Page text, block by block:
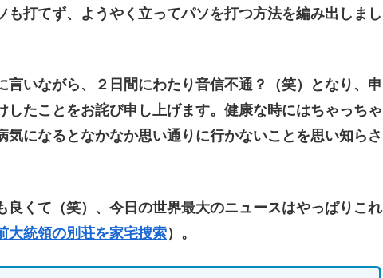
打てず、ようやく立ってパソを打つ方法を編み出しまし
いながら、２日間にわたり音信不通？（笑）となり、申
したことをお詫び申し上げます。健康な時にはちゃっちゃ
気になるとなかなか思い通りに行かないことを思い知らさ
くて（笑）、今日の世界最大のニュースはやっぱりこれ
大統領の別荘を家宅捜索）。